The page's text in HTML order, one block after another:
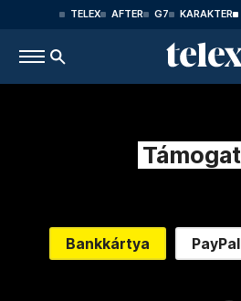
TELEX AFTER G7 KARAKTER
Bankkártya PayPal